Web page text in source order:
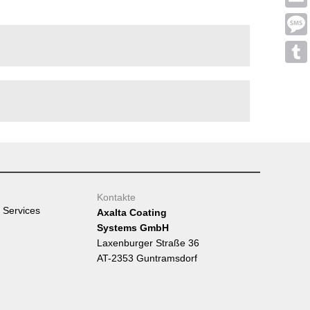
Email
Services
Kontakte
Axalta Coating
Systems GmbH
Laxenburger Straße 36
AT-2353 Guntramsdorf